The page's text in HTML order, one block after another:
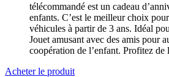
télécommandé est un cadeau
enfants. C’est le meilleur choix
véhicules à partir de 3 ans. Idéal
Jouet amusant avec des amis pour
coopération de l’enfant. Profitez de
Acheter le produit